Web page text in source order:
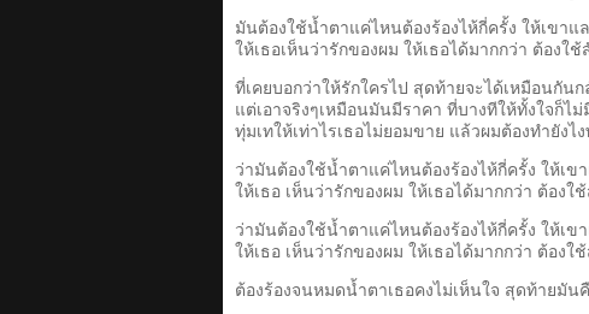
มันต้องใช้น้ำตาแค่ไหนต้องร้องไห้กี่ครั้ง ให้เขาแ
ให้เธอเห็นว่ารักของผม ให้เธอได้มากกว่า ต้องใช้
ที่เคยบอกว่าให้รักใครไป สุดท้ายจะได้เหมือนกัน
แต่เอาจริงๆเหมือนมันมีราคา ที่บางทีให้ทั้งใจก็ไ
ทุ่มเทให้เท่าไรเธอไม่ยอมขาย แล้วผมต้องทํายังไ
ว่ามันต้องใช้น้ำตาแค่ไหนต้องร้องไห้กี่ครั้ง ให้เข
ให้เธอ เห็นว่ารักของผม ให้เธอได้มากกว่า ต้องใ
ว่ามันต้องใช้น้ำตาแค่ไหนต้องร้องไห้กี่ครั้ง ให้เข
ให้เธอ เห็นว่ารักของผม ให้เธอได้มากกว่า ต้องใ
ต้องร้องจนหมดน้ำตาเธอคงไม่เห็นใจ สุดท้ายมัน